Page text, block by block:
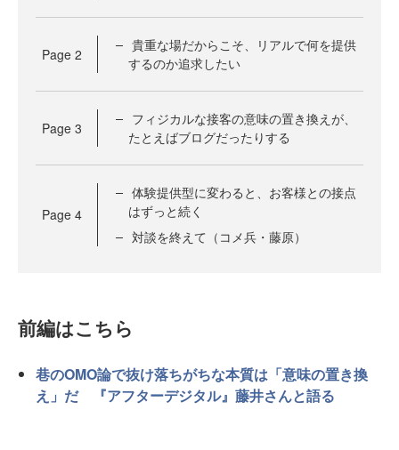
Page 2
貴重な場だからこそ、リアルで何を提供
するのか追求したい
Page 3
フィジカルな接客の意味の置き換えが、
たとえばブログだったりする
Page 4
体験提供型に変わると、お客様との接点
はずっと続く
対談を終えて（コメ兵・藤原）
前編はこちら
巷のOMO論で抜け落ちがちな本質は「意味の置き換
え」だ 『アフターデジタル』藤井さんと語る